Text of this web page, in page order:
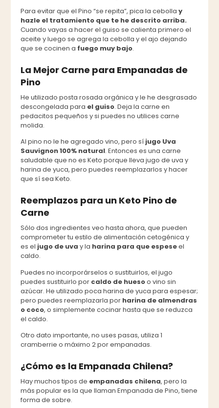
Para evitar que el Pino “se repita”, pica la cebolla y
hazle el tratamiento que te he descrito arriba.
Cuando vayas a hacer el guiso se calienta primero el
aceite y luego se agrega la cebolla y el ajo dejando
que se cocinen a fuego muy bajo.
La Mejor Carne para Empanadas de
Pino
He utilizado posta rosada orgánica y le he desgrasado
descongelada para el guiso. Deja la carne en
pedacitos pequeños y si puedes no utilices carne
molida.
Al pino no le he agregado vino, pero sí jugo Uva
Sauvignon 100% natural. Entonces es una carne
saludable que no es Keto porque lleva jugo de uva y
harina de yuca, pero puedes reemplazarlos y hacer
que sí sea Keto.
Reemplazos para un Keto Pino de
Carne
Sólo dos ingredientes veo hasta ahora, que pueden
comprometer tu estilo de alimentación cetogénica y
es el jugo de uva y la harina para que espeseel
caldo.
Puedes no incorporárselos o sustituirlos, el jugo
puedes sustituirlo por caldo de huesoo vino sin
azúcar. He utilizado poca harina de yuca para espesar;
pero puedes reemplazarla por harina de almendras
o coco, o simplemente cocinar hasta que se reduzca
el caldo.
Otro dato importante, no uses pasas, utiliza 1
cramberrie o máximo 2 por empanadas.
¿Cómo es la Empanada Chilena?
Hay muchos tipos de empanadas chilena, pero la
más popular es la que llaman Empanada de Pino, tiene
forma de sobre.